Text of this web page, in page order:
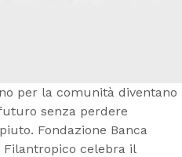
per la comunità diventano
senza perdere
Fondazione Banca
Filantropico celebra il